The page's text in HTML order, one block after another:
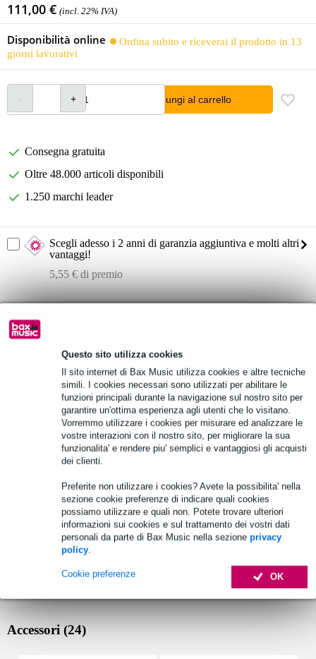
Questo sito utilizza cookies
Il sito internet di Bax Music utilizza cookies e altre tecniche
simili. I cookies necessari sono utilizzati per abilitare le
funzioni principali durante la navigazione sul nostro sito per
garantire un'ottima esperienza agli utenti che lo visitano.
Vorremmo utilizzare i cookies per misurare ed analizzare le
vostre interazioni con il nostro sito, per migliorare la sua
funzionalita' e rendere piu' semplici e vantaggiosi gli acquisti
dei clienti.
Preferite non utilizzare i cookies? Avete la possibilita' nella
sezione cookie preferenze di indicare quali cookies
possiamo utilizzare e quali non. Potete trovare ulteriori
informazioni sui cookies e sul trattamento dei vostri dati
personali da parte di Bax Music nella sezione privacy
policy.
OK
Cookie preferenze
111,00 € (incl. 22% IVA)
Disponibilità online
Ordina subito e riceverai il prodotto in 13
giorni lavorativi
Aggiungi al carrello
Consegna gratuita
Oltre 48.000 articoli disponibili
1.250 marchi leader
Scegli adesso i 2 anni di garanzia aggiuntiva e molti altri
vantaggi!
5,55 € di premio
esterno robusto e resistente all'acqua: poliestere, 600D
interno morbido: poliestere, 420D, schiuma da 10 mm
robuste cerniere su tutto il perimetro della borsa
Specifiche complete
Vedi anche (2)
Accessori (24)